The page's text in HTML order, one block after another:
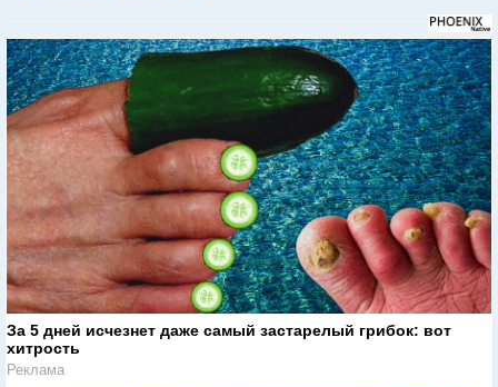
За 5 дней исчезнет даже самый застарелый грибок: вот
хитрость
Реклама